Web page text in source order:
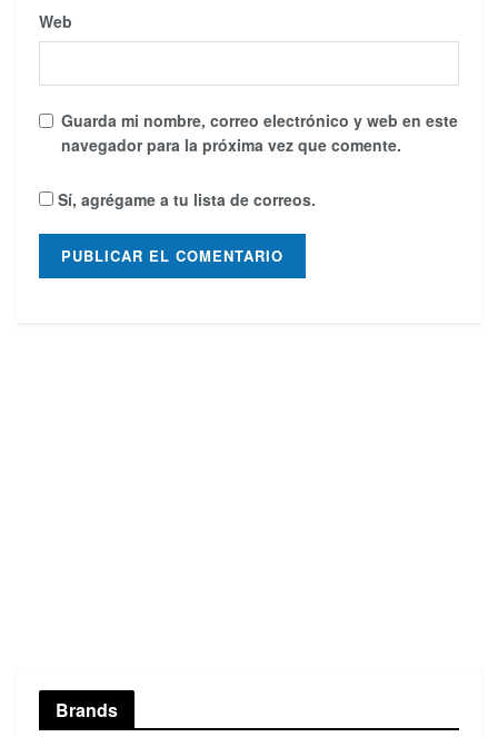
Web
Guarda mi nombre, correo electrónico y web en este
navegador para la próxima vez que comente.
Sí, agrégame a tu lista de correos.
Brands